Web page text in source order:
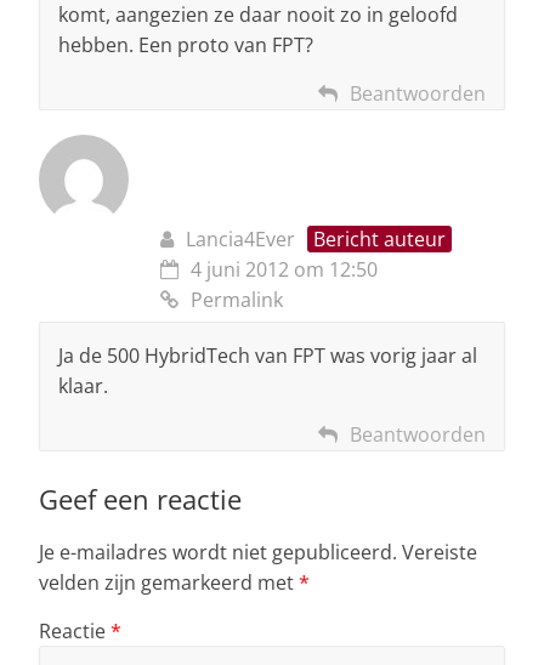
komt, aangezien ze daar nooit zo in geloofd
hebben. Een proto van FPT?
Beantwoorden
Lancia4Ever
Bericht auteur
4 juni 2012 om 12:50
Permalink
Ja de 500 HybridTech van FPT was vorig jaar al
klaar.
Beantwoorden
Geef een reactie
Je e-mailadres wordt niet gepubliceerd. Vereiste
velden zijn gemarkeerd met*
Reactie*